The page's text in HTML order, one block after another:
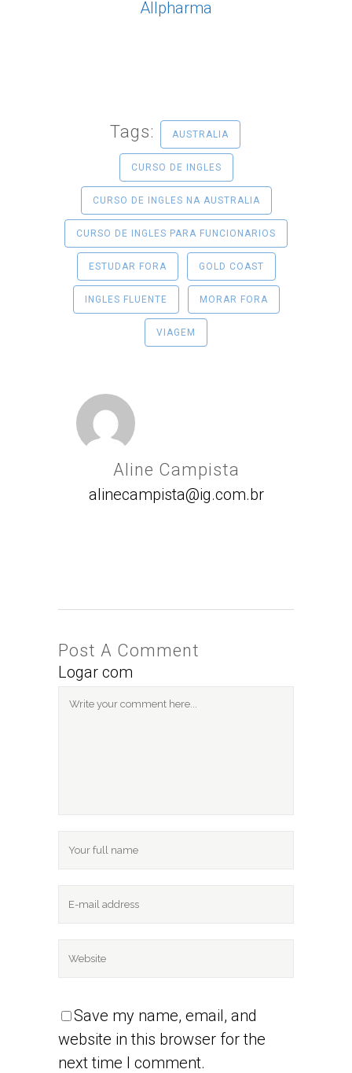
Allpharma
Tags: AUSTRALIA
CURSO DE INGLES
CURSO DE INGLES NA AUSTRALIA
CURSO DE INGLES PARA FUNCIONARIOS
ESTUDAR FORA GOLD COAST
INGLES FLUENTE MORAR FORA
VIAGEM
Aline Campista
alinecampista@ig.com.br
Post A Comment
Logar com
Save my name, email, and
website in this browser for the
next time I comment.